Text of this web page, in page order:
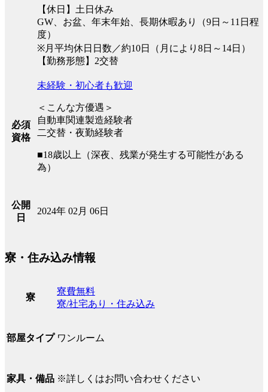
【休日】土日休み
GW、お盆、年末年始、長期休暇あり（9日～11日程
度）
※月平均休日日数／約10日（月により8日～14日）
【勤務形態】2交替
必須
資格
未経験・初心者も歓迎
＜こんな方優遇＞
自動車関連製造経験者
二交替・夜勤経験者
■18歳以上（深夜、残業が発生する可能性がある
為）
公開
日
2024年 02月 06日
寮・住み込み情報
寮
寮費無料
寮/社宅あり・住み込み
部屋タイプ ワンルーム
家具・備品 ※詳しくはお問い合わせください